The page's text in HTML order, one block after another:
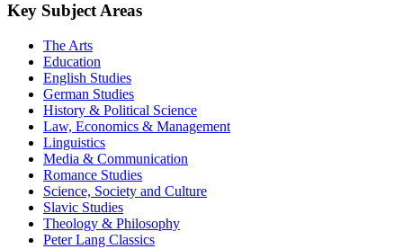
Key Subject Areas
The Arts
Education
English Studies
German Studies
History & Political Science
Law, Economics & Management
Linguistics
Media & Communication
Romance Studies
Science, Society and Culture
Slavic Studies
Theology & Philosophy
Peter Lang Classics